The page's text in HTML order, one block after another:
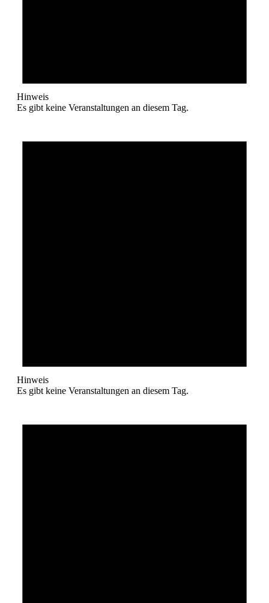
Hinweis
Es gibt keine Veranstaltungen an diesem Tag.
Hinweis
Es gibt keine Veranstaltungen an diesem Tag.